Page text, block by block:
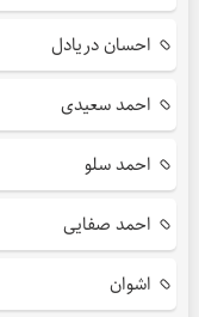
احسان دریادل
احمد سعیدی
احمد سلو
احمد صفایی
اشوان